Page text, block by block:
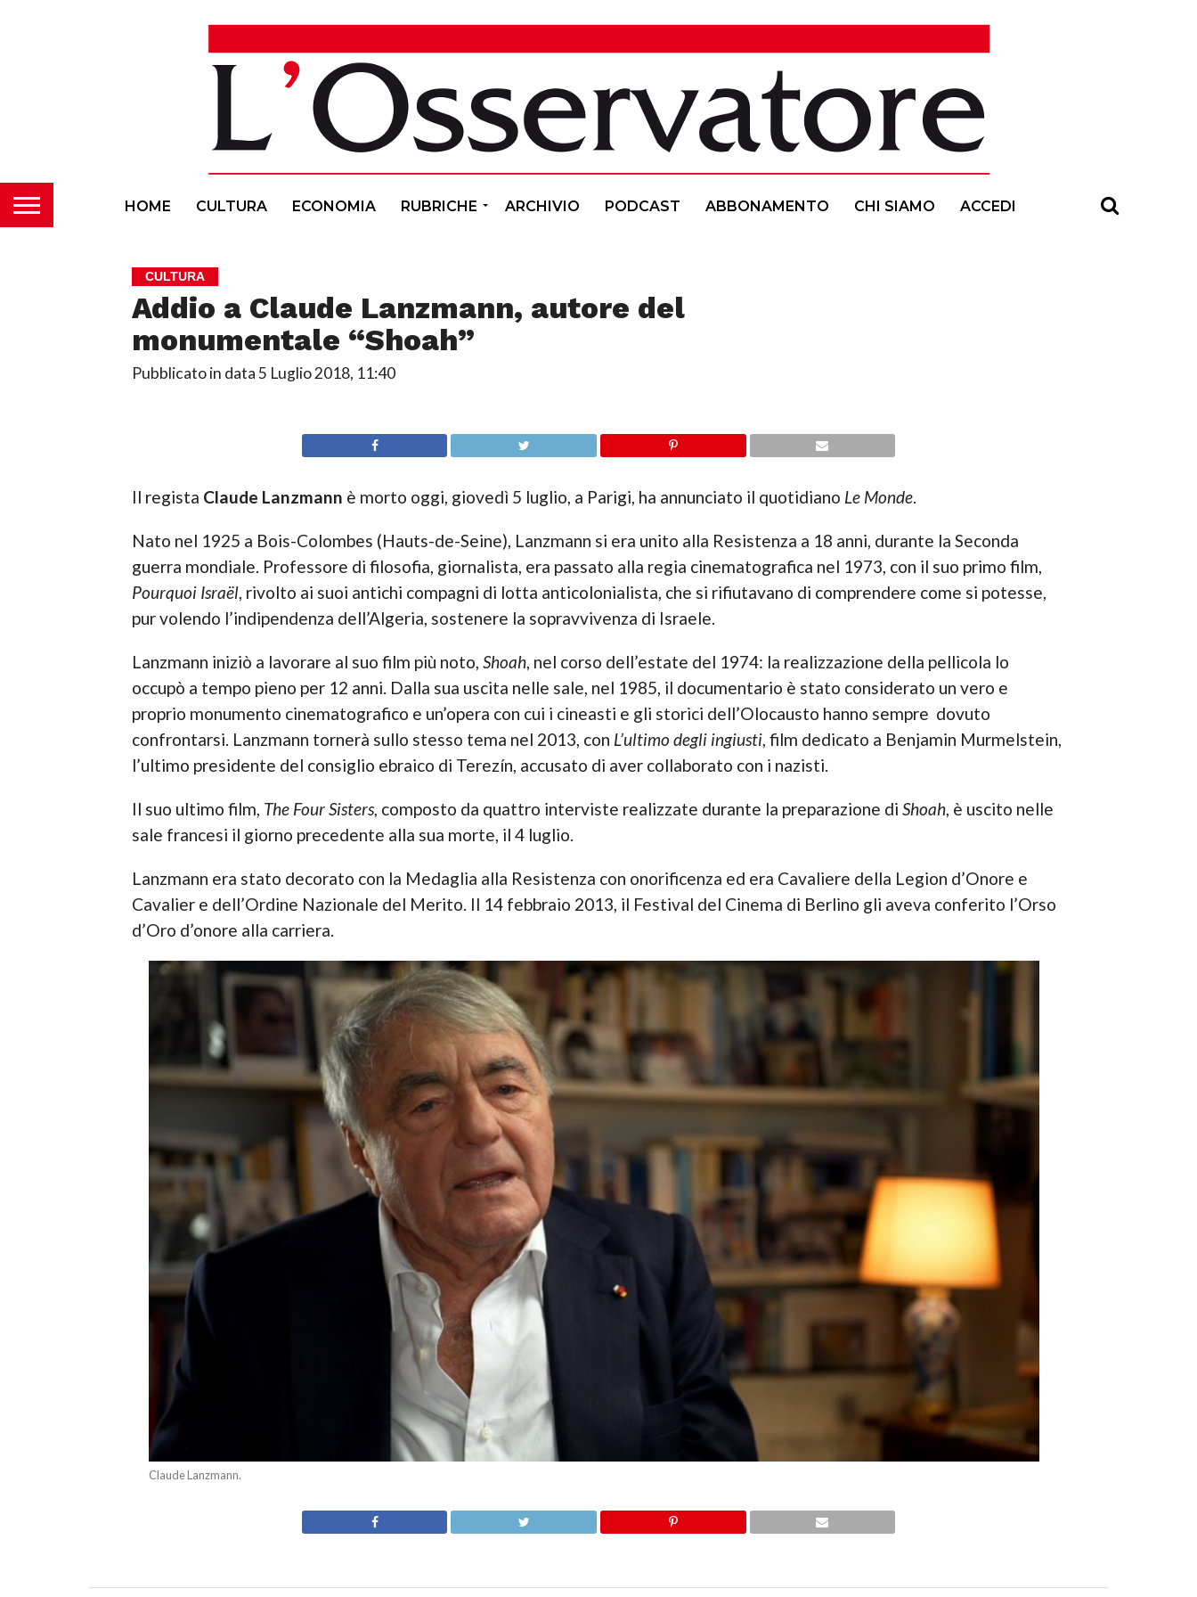
HOME CULTURA ECONOMIA RUBRICHE ARCHIVIO PODCAST ABBONAMENTO CHI SIAMO ACCEDI
CULTURA
Addio a Claude Lanzmann, autore del
monumentale “Shoah”
Pubblicato in data5 Luglio 2018, 11:40
Il regista Claude Lanzmann è morto oggi, giovedì 5 luglio, a Parigi, ha annunciato il quotidiano Le Monde.
Nato nel 1925 a Bois-Colombes (Hauts-de-Seine), Lanzmann si era unito alla Resistenza a 18 anni, durante la Seconda
guerra mondiale. Professore di filosofia, giornalista, era passato alla regia cinematografica nel 1973, con il suo primo film,
Pourquoi Israël, rivolto ai suoi antichi compagni di lotta anticolonialista, che si rifiutavano di comprendere come si potesse,
pur volendo l’indipendenza dell’Algeria, sostenere la sopravvivenza di Israele.
Lanzmann iniziò a lavorare al suo film più noto, Shoah, nel corso dell’estate del 1974: la realizzazione della pellicola lo
occupò a tempo pieno per 12 anni. Dalla sua uscita nelle sale, nel 1985, il documentario è stato considerato un vero e
proprio monumento cinematografico e un’opera con cui i cineasti e gli storici dell’Olocausto hanno sempre dovuto
confrontarsi. Lanzmann tornerà sullo stesso tema nel 2013, con L’ultimo degli ingiusti, film dedicato a Benjamin Murmelstein,
l’ultimo presidente del consiglio ebraico di Terezín, accusato di aver collaborato con i nazisti.
Il suo ultimo film, The Four Sisters, composto da quattro interviste realizzate durante la preparazione di Shoah, è uscito nelle
sale francesi il giorno precedente alla sua morte, il 4 luglio.
Lanzmann era stato decorato con la Medaglia alla Resistenza con onorificenza ed era Cavaliere della Legion d’Onore e
Cavalier e dell’Ordine Nazionale del Merito. Il 14 febbraio 2013, il Festival del Cinema di Berlino gli aveva conferito l’Orso
d’Oro d’onore alla carriera.
Claude Lanzmann.